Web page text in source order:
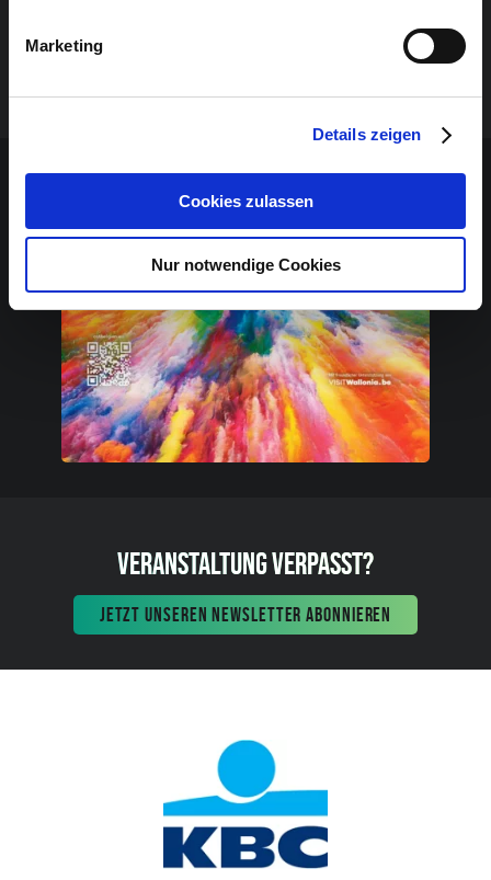
Marketing
Details zeigen
Cookies zulassen
Nur notwendige Cookies
Chudoscnic Sunergia“
VERANSTALTUNG VERPASST?
JETZT UNSEREN NEWSLETTER ABONNIEREN